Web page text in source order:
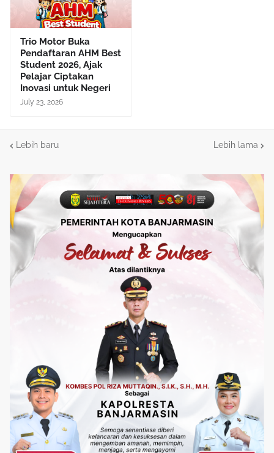
Trio Motor Buka
Pendaftaran AHM Best
Student 2026, Ajak
Pelajar Ciptakan
Inovasi untuk Negeri
July 23, 2026
Lebih baru Lebih lama